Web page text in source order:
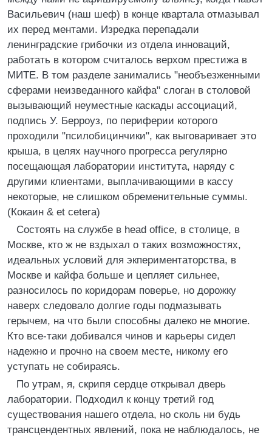
Васильевич (наш шеф) в конце квартала отмазывал
их перед ментами. Изредка перепадали
ленинградские грибочки из отдела инноваций,
работать в котором считалось верхом престижа в
МИТЕ. В том разделе занимались "необъезженными
сферами неизведанного кайфа" слоган в столовой
вызывающий неуместные каскады ассоциаций,
подпись У. Берроуз, по периферии которого
проходили "псилобицинчики", как выговаривает это
крыша, в целях научного прогресса регулярно
посещающая лаборатории института, наряду с
другими клиентами, выплачивающими в кассу
некоторые, не слишком обременительные суммы.
(Кокаин & et cetera)
Состоять на службе в head office, в столице, в
Москве, кто ж не вздыхал о таких возможностях,
идеальных условий для экпериментаторства, в
Москве и кайфа больше и цепляет сильнее,
разносилось по коридорам поверье, но дорожку
наверх следовало долгие годы подмазывать
герычем, на что были способны далеко не многие.
Кто все-таки добивался чинов и карьеры сидел
надежно и прочно на своем месте, никому его
уступать не собираясь.
По утрам, я, скрипя сердце открывал дверь
лаборатории. Подходил к концу третий год
существования нашего отдела, но сколь ни будь
трансцендентных явлений, пока не наблюдалось, не